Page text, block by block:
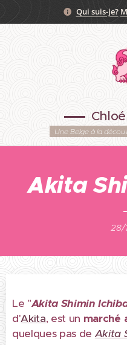
Qui suis-je?
Une Belge à la
Akita
28/
Le "Akita Shimin
d'Akita, est un marché
quelques pas deAkita